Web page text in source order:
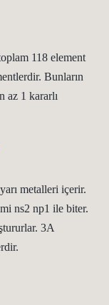
118 element
Bunların
az 1 kararlı
metalleri içerir.
ns2 np1 ile biter.
3A